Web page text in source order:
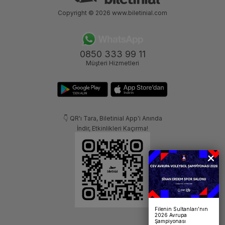
0850 333 99 11
Müşteri Hizmetleri
👇 QR'ı Tara, Biletinial App'i Anında
İndir, Etkinlikleri Kaçırma!
Copyright © 2026 www.biletinial.com
Filenin Sultanları’nın
2026 Avrupa
Şampiyonası